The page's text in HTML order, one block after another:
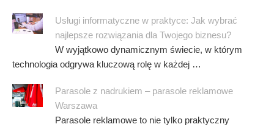
Usługi informatyczne w praktyce: Jak wybrać
najlepsze rozwiązania dla Twojego biznesu?
W wyjątkowo dynamicznym świecie, w którym
technologia odgrywa kluczową rolę w każdej …
Parasole z nadrukiem – parasole reklamowe
Warszawa
Parasole reklamowe to nie tylko praktyczny